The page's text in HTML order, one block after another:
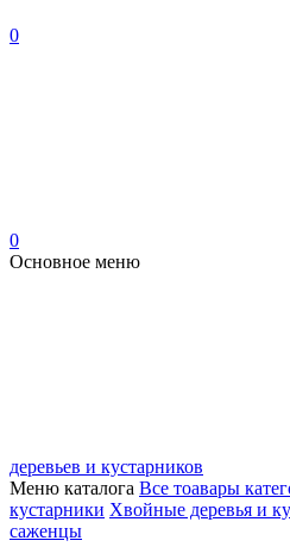
0
0
Основное меню
деревьев и кустарников
Меню каталога Все тоавары
кустарники Хвойные деревья и
саженцы